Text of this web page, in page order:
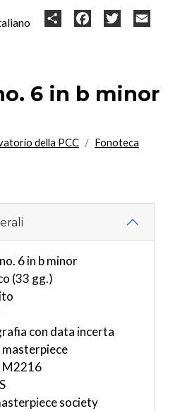
Share FacebookTwitter
6 in b minor
della PCC Fonoteca
6 in b minor
(33 gg.)
con data incerta
M2216
society